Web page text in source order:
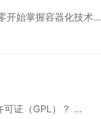
开始掌握容器化技术…
可证（GPL）？ …